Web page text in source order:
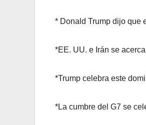
* Donald Trump dijo que
*EE. UU. e Irán se
*Trump celebra este
*La cumbre del G7 se